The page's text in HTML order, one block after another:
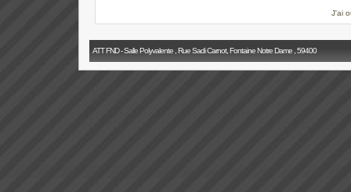
J'ai
ATT FND - Salle Polyvalente , Rue Sadi Carnot, Fontaine Notre Dame , 59400